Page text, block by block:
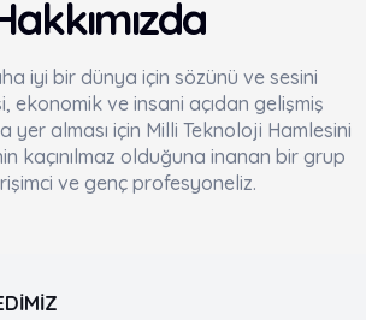
iyi bir dünya için sözünü ve sesini
ekonomik ve insani açıdan gelişmiş
yer alması için Milli Teknoloji Hamlesini
kaçınılmaz olduğuna inanan bir grup
ve genç profesyoneliz.